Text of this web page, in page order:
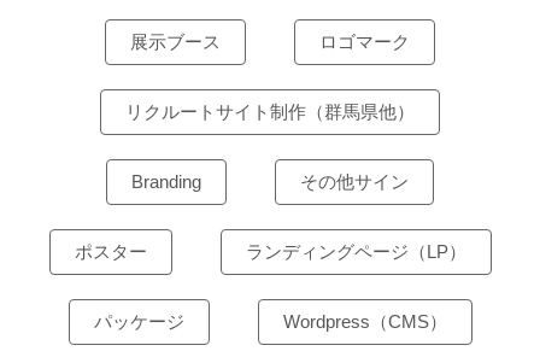
展示ブース ロゴマーク
リクルートサイト制作（群馬県他）
Branding その他サイン
ポスター ランディングページ（LP）
パッケージ Wordpress（CMS）